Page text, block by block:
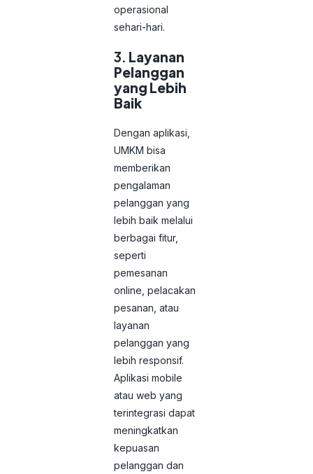
operasional
sehari-hari.
3. Layanan
Pelanggan
yang Lebih
Baik
Dengan aplikasi,
UMKM bisa
memberikan
pengalaman
pelanggan yang
lebih baik melalui
berbagai fitur,
seperti
pemesanan
online, pelacakan
pesanan, atau
layanan
pelanggan yang
lebih responsif.
Aplikasi mobile
atau web yang
terintegrasi dapat
meningkatkan
kepuasan
pelanggan dan